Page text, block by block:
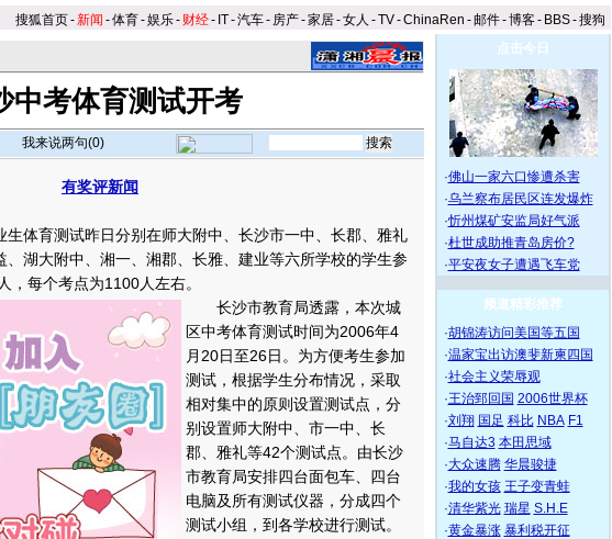
搜狐首页-新闻 -体育-娱乐- 财经- IT-汽车- 房产-家居-女人 -TV-ChinaRen -邮件-博客- BBS-搜狗
中考体育测试开考
我来说两句(0)
有奖评新闻
体育测试昨日分别在师大附中、长沙市一中、长郡、雅礼
、湖大附中、湘一、湘郡、长雅、建业等六所学校的学生参
，每个考点为1100人左右。
长沙市教育局透露，本次城
区中考体育测试时间为2006年4
月20日至26日。为方便考生参加
测试，根据学生分布情况，采取
相对集中的原则设置测试点，分
别设置师大附中、市一中、长
郡、雅礼等42个测试点。由长沙
市教育局安排四台面包车、四台
电脑及所有测试仪器，分成四个
测试小组，到各学校进行测试。
点击今日
·佛山一家六口惨遭杀害
·乌兰察布居民区连发爆炸
·忻州煤矿安监局好气派
·杜世成助推青岛房价?
·平安夜女子遭遇飞车党
频道精彩推荐
·胡锦涛访问美国等五国
·温家宝出访澳斐新柬四国
·社会主义荣辱观
·王治郅回国 2006世界杯
·刘翔 国足 科比 NBA F1
·马自达3 本田思域
·大众速腾 华晨骏捷
·我的女孩 王子变青蛙
·清华紫光 瑞星 S.H.E
·黄金暴涨 暴利税开征